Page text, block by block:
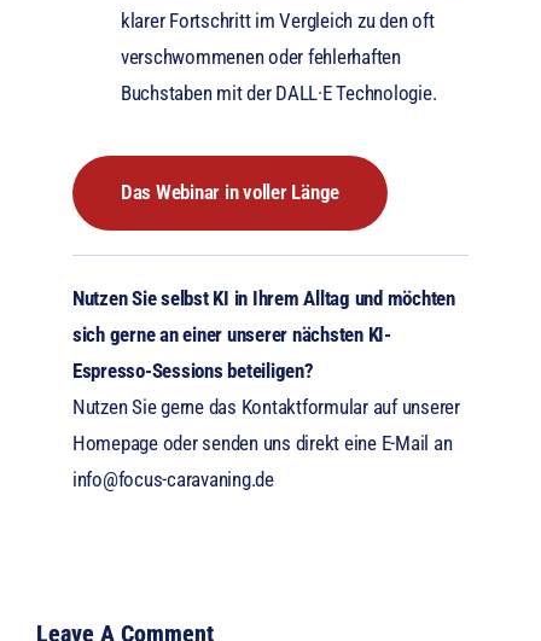
klarer Fortschritt im Vergleich zu den oft
verschwommenen oder fehlerhaften
Buchstaben mit der DALL·E Technologie.
Das Webinar in voller Länge
Nutzen Sie selbst KI in Ihrem Alltag und möchten
sich gerne an einer unserer nächsten KI-
Espresso-Sessions beteiligen?
Nutzen Sie gerne das Kontaktformular auf unserer
Homepage oder senden uns direkt eine E-Mail an
info@focus-caravaning.de
Leave A Comment